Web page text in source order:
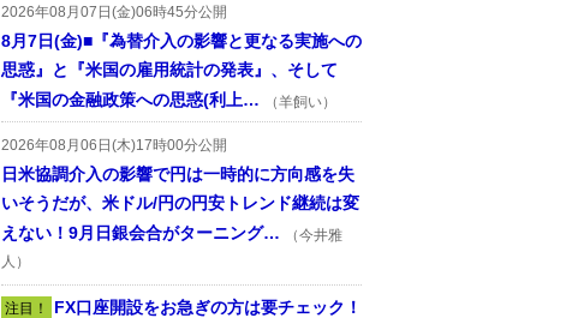
2026年08月07日(金)06時45分公開
8月7日(金)■『為替介入の影響と更なる実施への
思惑』と『米国の雇用統計の発表』、そして
『米国の金融政策への思惑(利上…
（羊飼い）
2026年08月06日(木)17時00分公開
日米協調介入の影響で円は一時的に方向感を失
いそうだが、米ドル/円の円安トレンド継続は変
えない！9月日銀会合がターニング…
（今井雅
人）
注目！ FX口座開設をお急ぎの方は要チェック！